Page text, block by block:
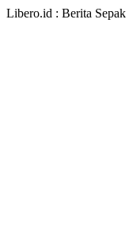
Libero.id : Berita